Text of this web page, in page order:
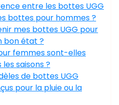
entre les bottes UGG
bottes pour hommes ?
mes bottes UGG pour
bon état ?
femmes sont-elles
saisons ?
de bottes UGG
pour la pluie ou la